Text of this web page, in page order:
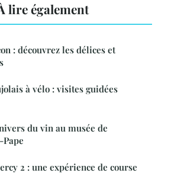
lire également
: découvrez les délices et
à vélo : visites guidées
du vin au musée de
2 : une expérience de course